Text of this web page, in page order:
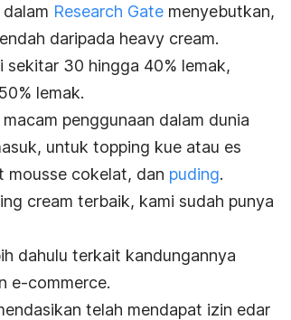
Research Gate menyebutkan,
daripada heavy cream.
sekitar 30 hingga 40% lemak,
lemak.
penggunaan dalam dunia
untuk topping kue atau es
mousse cokelat, dan puding.
cream terbaik, kami sudah punya
dahulu terkait kandungannya
e-commerce.
telah mendapat izin edar